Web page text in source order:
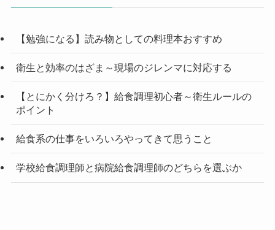
【勉強になる】読み物としての料理本おすすめ
衛生と効率のはざま～現場のジレンマに対応する
【とにかく分けろ？】給食調理初心者～衛生ルールの
ポイント
給食系の仕事をいろいろやってきて思うこと
学校給食調理師と病院給食調理師のどちらを選ぶか